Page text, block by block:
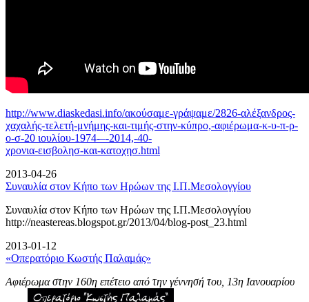
http://www.diaskedasi.info/ακούσαμε-γράψαμε/2826-αλέξανδρος-
χαχαλής-τελετή-μνήμης-και-τιμής-στην-κύπρο,-αφιέρωμα-κ-υ-π-ρ-
ο-σ-20 ιουλίου-1974-–-2014,-40-
χρονια-εισβολησ-και-κατοχησ.html
2013-04-26
Συναυλία στον Κήπο των Ηρώων της Ι.Π.Μεσολογγίου
Συναυλία στον Κήπο των Ηρώων της Ι.Π.Μεσολογγίου
http://neastereas.blogspot.gr/2013/04/blog-post_23.html
2013-01-12
«Οπερατόριο Κωστής Παλαμάς»
Αφιέρωμα στην 160η επέτειο από την γέννησή του, 13η Ιανουαρίου